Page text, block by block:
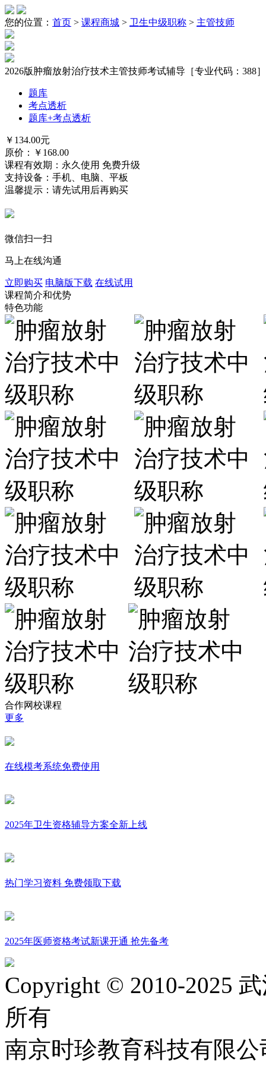
您的位置： 首页 > 课程商城 > 卫生中级职称 > 主管技师
2026版肿瘤放射治疗技术主管技师考试辅导［专业代码：388］
题库
考点透析
题库+考点透析
￥ 134.00元
原价：￥ 168.00
课程有效期：永久使用 免费升级
支持设备：手机、电脑、平板
温馨提示：请先试用后再购买
微信扫一扫
马上在线沟通
立即购买 电脑版下载 在线试用
课程简介和优势
特色功能
合作网校课程
更多
在线模考系统免费使用
2025年卫生资格辅导方案全新上线
热门学习资料 免费领取下载
2025年医师资格考试新课开通 抢先备考
Copyright © 2010-2025
所有
南京时珍教育科技有限